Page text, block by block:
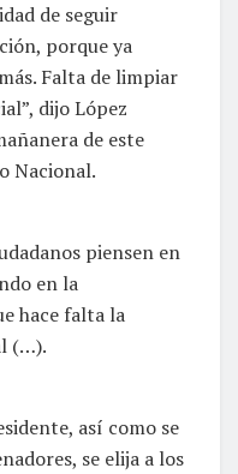
de seguir
porque ya
Falta de limpiar
dijo López
de este
Nacional.
piensen en
en la
hace falta la
(…).
así como se
se elija a los